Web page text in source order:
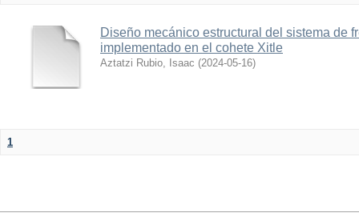
Diseño mecánico estructural del sistema de
implementado en el cohete Xitle
Aztatzi Rubio, Isaac (2024-05-16)
1